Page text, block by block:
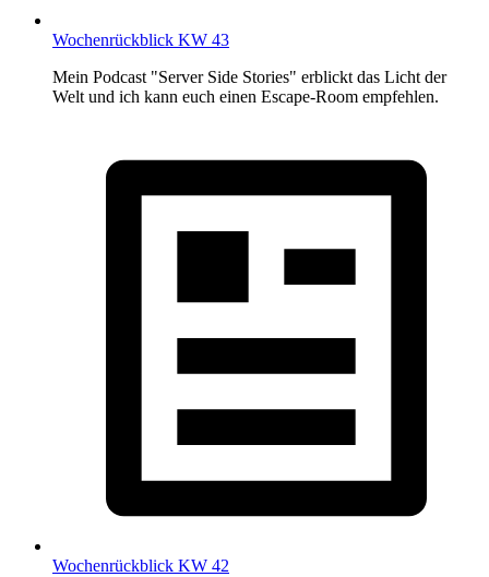
Wochenrückblick KW 43
Mein Podcast "Server Side Stories" erblickt das Licht der
Welt und ich kann euch einen Escape-Room empfehlen.
Wochenrückblick KW 42